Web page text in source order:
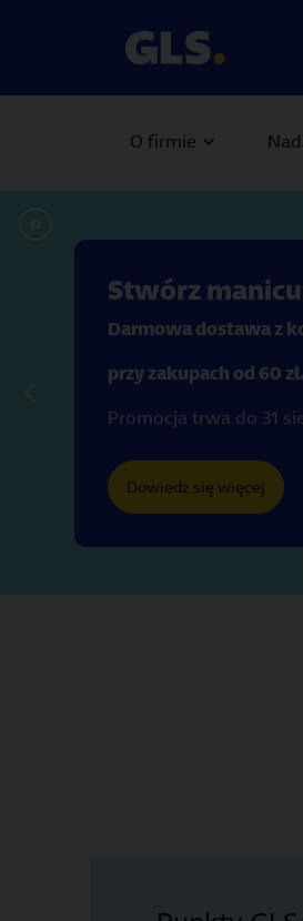
O firmie
Carousel with slides shown at a
Stwórz
Darmowa dostawa z
przy zakupach od 60 zł.
Promocja trwa do 31
Dowiedz się więcej